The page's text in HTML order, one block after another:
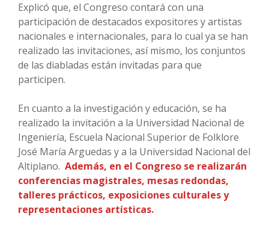
Explicó que, el Congreso contará con una
participación de destacados expositores y artistas
nacionales e internacionales, para lo cual ya se han
realizado las invitaciones, así mismo, los conjuntos
de las diabladas están invitadas para que
participen.
En cuanto a la investigación y educación, se ha
realizado la invitación a la Universidad Nacional de
Ingeniería, Escuela Nacional Superior de Folklore
José María Arguedas y a la Universidad Nacional del
Altiplano. Además, en el Congreso se realizarán
conferencias magistrales, mesas redondas,
talleres prácticos, exposiciones culturales y
representaciones artísticas.